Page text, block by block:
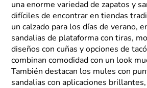
una enorme variedad de zapatos y
difíciles de encontrar en tiendas
un calzado para los días de verano,
sandalias de plataforma con tiras,
diseños con cuñas y opciones de
combinan comodidad con un look
También destacan los mules con
sandalias con aplicaciones